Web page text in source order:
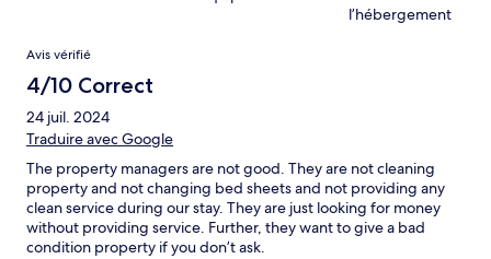
l’hébergement
Avis
Avis vérifié
4/10 Correct
24 juil. 2024
Traduire avec Google
The property managers are not good. They are not cleaning
property and not changing bed sheets and not providing any
clean service during our stay. They are just looking for money
without providing service. Further, they want to give a bad
condition property if you don’t ask.